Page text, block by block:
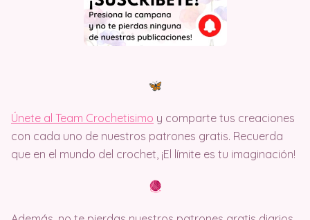
Únete al Team Crochetisimo y comparte tus creaciones
con cada uno de nuestros patrones gratis. Recuerda
que en el mundo del crochet, ¡El límite es tu imaginación!